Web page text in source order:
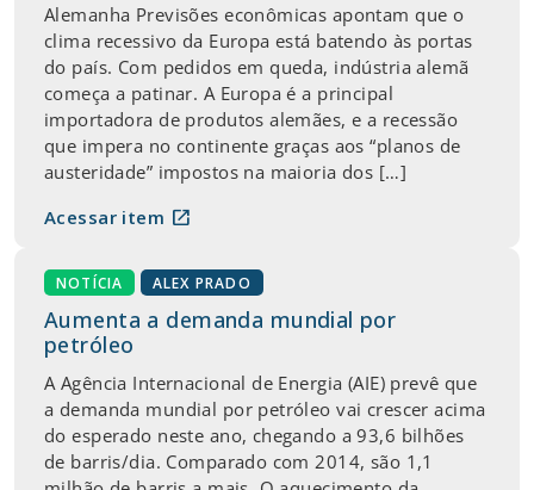
Alemanha Previsões econômicas apontam que o
clima recessivo da Europa está batendo às portas
do país. Com pedidos em queda, indústria alemã
começa a patinar. A Europa é a principal
importadora de produtos alemães, e a recessão
que impera no continente graças aos “planos de
austeridade” impostos na maioria dos […]
Acessar item open_in_new
NOTÍCIA ALEX PRADO
Aumenta a demanda mundial por
petróleo
A Agência Internacional de Energia (AIE) prevê que
a demanda mundial por petróleo vai crescer acima
do esperado neste ano, chegando a 93,6 bilhões
de barris/dia. Comparado com 2014, são 1,1